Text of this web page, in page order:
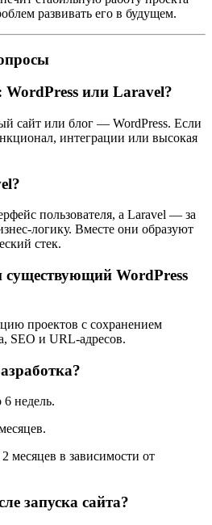
развивать его в будущем.
или Laravel?
сайт или блог — WordPress. Если
интеграции или высокая
пользователя, а Laravel — за
логику. Вместе они образуют
стек.
WordPress
проектов с сохранением
SEO и URL-адресов.
недель.
месяцев в зависимости от
запуска сайта?